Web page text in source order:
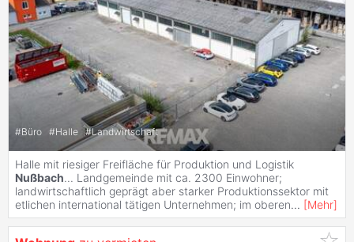
#Büro #Halle #Landwirtschaft
Halle mit riesiger Freifläche für Produktion und Logistik
Nußbach... Landgemeinde mit ca. 2300 Einwohner;
landwirtschaftlich geprägt aber starker Produktionssektor mit
etlichen international tätigen Unternehmen; im oberen... [Mehr]